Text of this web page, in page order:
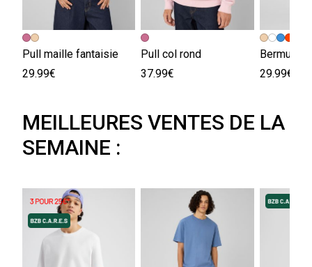
Pull maille fantaisie
29.99€
Pull col rond
37.99€
Bermuda
29.99€
MEILLEURES VENTES DE LA
SEMAINE :